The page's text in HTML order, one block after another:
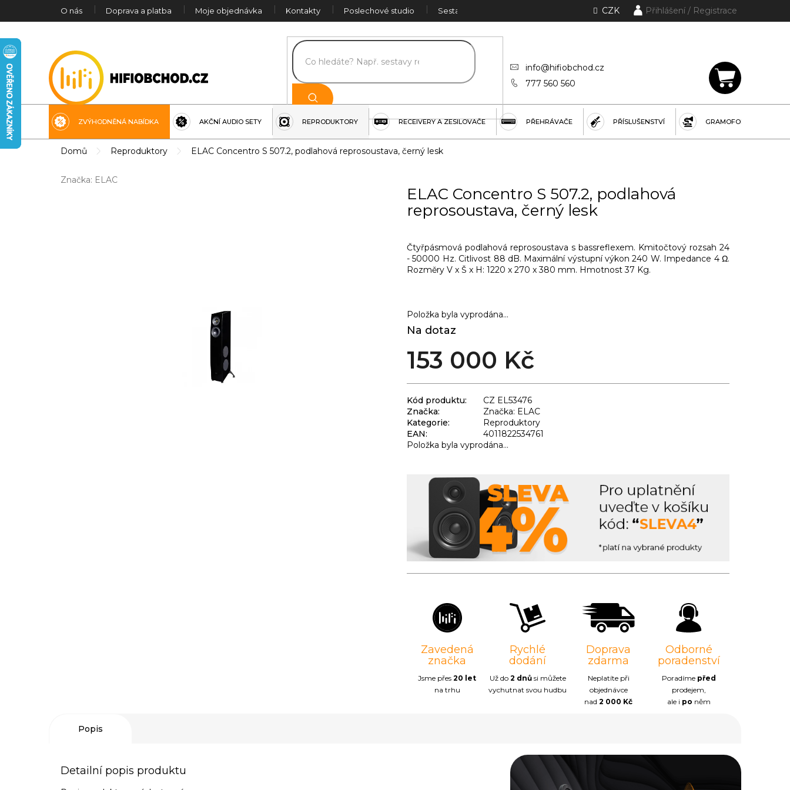
O nás Doprava a platba Moje objednávka Kontakty Poslechové studio Sestava na míru CZK Přihlášení
info@hifiobchod.cz
777 560 560
NÁKUPNÍ
ZVÝHODNĚNÁ NABÍDKA AKČNÍ AUDIO SETY REPRODUKTORY RECEIVERY A ZESILOVAČE PŘEHRÁVAČE PŘÍSLUŠENSTVÍ GRAMOFONY
Domů Reproduktory ELAC Concentro S 507.2, podlahová reprosoustava, černý lesk
Značka: ELAC
ELAC Concentro S 507.2, podlahová
reprosoustava, černý lesk
Na dotaz
153 000 Kč
Položka byla vyprodána…
Čtyřpásmová podlahová reprosoustava s bassreflexem. Kmitočtový rozsah 24
- 50000 Hz. Citlivost 88 dB. Maximální výstupní výkon 240 W. Impedance 4 Ω.
Rozměry V x Š x H: 1220 x 270 x 380 mm. Hmotnost 37 Kg.
Kód produktu:
CZ EL53476
Značka:
Značka: ELAC
Kategorie:
Reproduktory
EAN:
4011822534761
Položka byla vyprodána…
Zavedená
značka
Jsme přes20 let
na trhu
Rychlé
dodání
Už do 2 dnůsi můžete
vychutnat svou hudbu
Doprava
zdarma
Neplatíte při
objednávce
nad2 000 Kč
Odborné
poradenství
Poradíme před
prodejem,
ale i po něm
Popis
Detailní popis produktu